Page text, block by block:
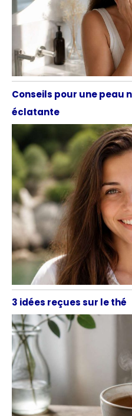
Conseils pour une peau
éclatante
3 idées reçues sur le thé